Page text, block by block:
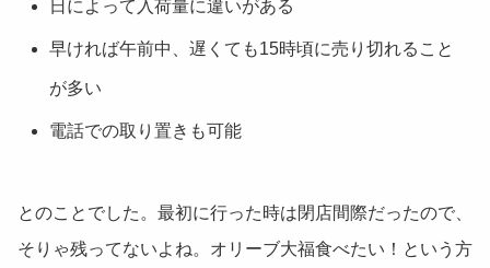
日によって入荷量に違いがある
早ければ午前中、遅くても15時頃に売り切れること
が多い
電話での取り置きも可能
とのことでした。最初に行った時は閉店間際だったので、
そりゃ残ってないよね。オリーブ大福食べたい！という方